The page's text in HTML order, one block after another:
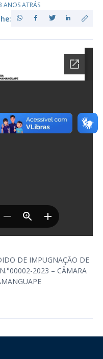
ATRÁS
DE IMPUGNAÇÃO DE
2023 – CÂMARA